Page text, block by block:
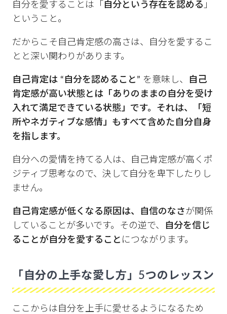
自分を愛することは「 自分という存在を認める 」
ということ。
だからこそ自己肯定感の高さは、自分を愛するこ
とと深い関わりがあります。
自己肯定は “自分を認めること” を意味し、
自己
肯定感が高い状態とは「ありのままの自分を受け
入れて満足できている状態」です。それは、「短
所やネガティブな感情」もすべて含めた自分自身
を指します。
自分への愛情を持てる人は、自己肯定感が高くポ
ジティブ思考なので、決して自分を卑下したりし
ません。
自己肯定感が低くなる原因は、自信のなさが関係
していることが多いです。その逆で、
自分を信じ
ることが自分を愛すること につながります。
「自分の上手な愛し方」5つのレッスン
ここからは自分を上手に愛せるようになるため